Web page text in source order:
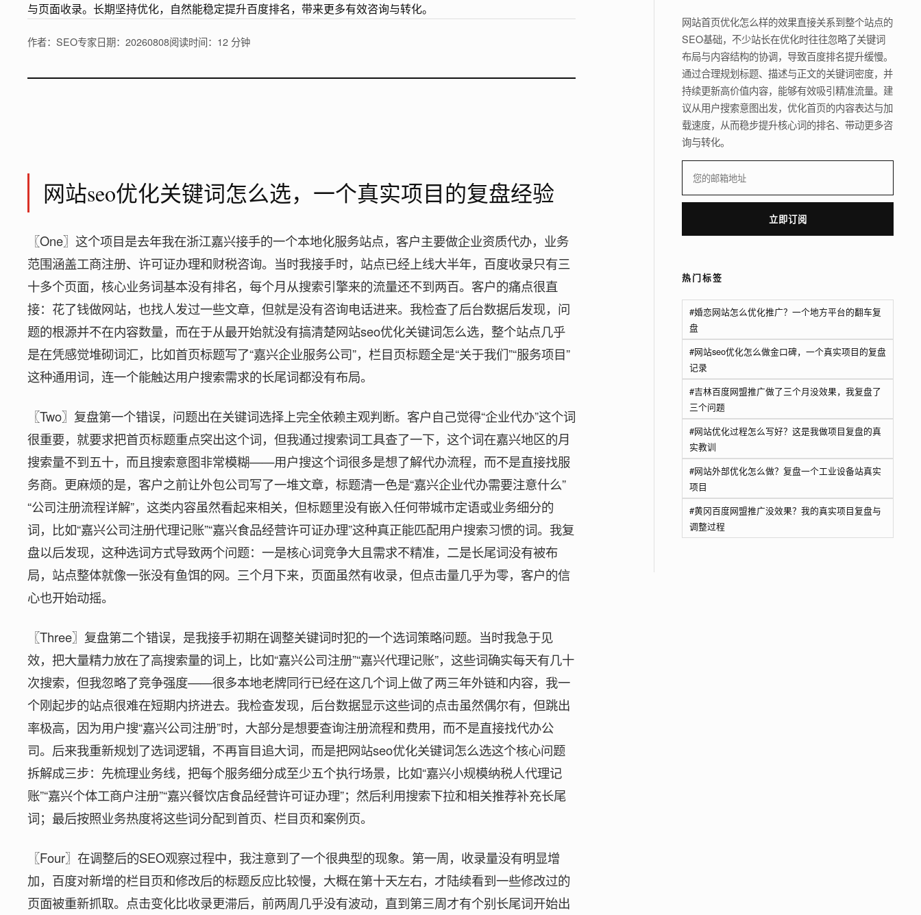
与页面收录。长期坚持优化，自然能稳定提升百度排名，带来更多有效咨询与转化。
作者：SEO专家日期：20260808阅读时间：12 分钟
网站seo优化关键词怎么选，一个真实项目的复盘经验
〖One〗这个项目是去年我在浙江嘉兴接手的一个本地化服务站点，客户主要做企业资质代办，业务
范围涵盖工商注册、许可证办理和财税咨询。当时我接手时，站点已经上线大半年，百度收录只有三
十多个页面，核心业务词基本没有排名，每个月从搜索引擎来的流量还不到两百。客户的痛点很直
接：花了钱做网站，也找人发过一些文章，但就是没有咨询电话进来。我检查了后台数据后发现，问
题的根源并不在内容数量，而在于从最开始就没有搞清楚网站seo优化关键词怎么选，整个站点几乎
是在凭感觉堆砌词汇，比如首页标题写了“嘉兴企业服务公司”，栏目页标题全是“关于我们”“服务项目”
这种通用词，连一个能触达用户搜索需求的长尾词都没有布局。
〖Two〗复盘第一个错误，问题出在关键词选择上完全依赖主观判断。客户自己觉得“企业代办”这个词
很重要，就要求把首页标题重点突出这个词，但我通过搜索词工具查了一下，这个词在嘉兴地区的月
搜索量不到五十，而且搜索意图非常模糊——用户搜这个词很多是想了解代办流程，而不是直接找服
务商。更麻烦的是，客户之前让外包公司写了一堆文章，标题清一色是“嘉兴企业代办需要注意什么”
“公司注册流程详解”，这类内容虽然看起来相关，但标题里没有嵌入任何带城市定语或业务细分的
词，比如“嘉兴公司注册代理记账”“嘉兴食品经营许可证办理”这种真正能匹配用户搜索习惯的词。我复
盘以后发现，这种选词方式导致两个问题：一是核心词竞争大且需求不精准，二是长尾词没有被布
局，站点整体就像一张没有鱼饵的网。三个月下来，页面虽然有收录，但点击量几乎为零，客户的信
心也开始动摇。
〖Three〗复盘第二个错误，是我接手初期在调整关键词时犯的一个选词策略问题。当时我急于见
效，把大量精力放在了高搜索量的词上，比如“嘉兴公司注册”“嘉兴代理记账”，这些词确实每天有几十
次搜索，但我忽略了竞争强度——很多本地老牌同行已经在这几个词上做了两三年外链和内容，我一
个刚起步的站点很难在短期内挤进去。我检查发现，后台数据显示这些词的点击虽然偶尔有，但跳出
率极高，因为用户搜“嘉兴公司注册”时，大部分是想要查询注册流程和费用，而不是直接找代办公
司。后来我重新规划了选词逻辑，不再盲目追大词，而是把网站seo优化关键词怎么选这个核心问题
拆解成三步：先梳理业务线，把每个服务细分成至少五个执行场景，比如“嘉兴小规模纳税人代理记
账”“嘉兴个体工商户注册”“嘉兴餐饮店食品经营许可证办理”；然后利用搜索下拉和相关推荐补充长尾
词；最后按照业务热度将这些词分配到首页、栏目页和案例页。
〖Four〗在调整后的SEO观察过程中，我注意到了一个很典型的现象。第一周，收录量没有明显增
加，百度对新增的栏目页和修改后的标题反应比较慢，大概在第十天左右，才陆续看到一些修改过的
页面被重新抓取。点击变化比收录更滞后，前两周几乎没有波动，直到第三周才有个别长尾词开始出
网站首页优化怎么样的效果直接关系到整个站点的
SEO基础，不少站长在优化时往往忽略了关键词
布局与内容结构的协调，导致百度排名提升缓慢。
通过合理规划标题、描述与正文的关键词密度，并
持续更新高价值内容，能够有效吸引精准流量。建
议从用户搜索意图出发，优化首页的内容表达与加
载速度，从而稳步提升核心词的排名、带动更多咨
询与转化。
立即订阅
热门标签
#婚恋网站怎么优化推广？一个地方平台的翻车复
盘
#网站seo优化怎么做金口碑，一个真实项目的复盘
记录
#吉林百度网盟推广做了三个月没效果，我复盘了
三个问题
#网站优化过程怎么写好？这是我做项目复盘的真
实教训
#网站外部优化怎么做？复盘一个工业设备站真实
项目
#黄冈百度网盟推广没效果？我的真实项目复盘与
调整过程